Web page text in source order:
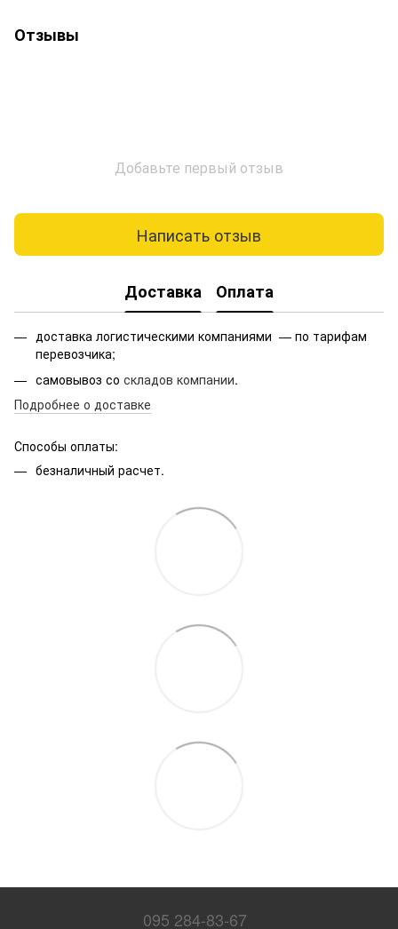
Отзывы
Добавьте первый отзыв
Написать отзыв
Доставка Оплата
доставка логистическими компаниями — по тарифам
перевозчика;
самовывоз со складов компании.
Подробнее о доставке
Способы оплаты:
безналичный расчет.
095 284-83-67